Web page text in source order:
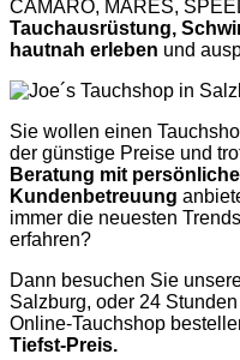
CAMARO, MARES,
Tauchausrüstung,
hautnah erleben und
Sie wollen einen
der günstige Preise und
Beratung mit
Kundenbetreuung
immer die neuesten
erfahren?
Dann besuchen Sie
Salzburg, oder 24
Online-Tauchshop
Tiefst-Preis.